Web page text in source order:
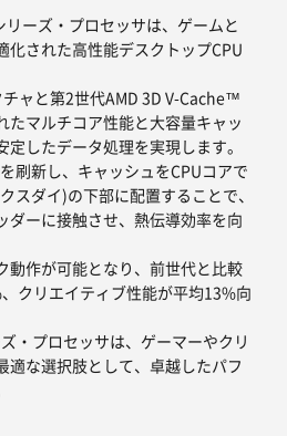
ーズ・プロセッサは、ゲームと
化された高性能デスクトップCPU
ャと第2世代AMD 3D V-Cache™
たマルチコア性能と大容量キャッ
したデータ処理を実現します。
刷新し、キャッシュをCPUコアで
スダイ)の下部に配置することで、
ダーに接触させ、熱伝導効率を向
動作が可能となり、前世代と比較
クリエイティブ性能が平均13%向
・プロセッサは、ゲーマーやクリ
適な選択肢として、卓越したパフ